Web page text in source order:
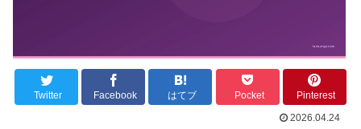
Twitter Facebook はてブ Pocket
Pinterest
2026.04.24